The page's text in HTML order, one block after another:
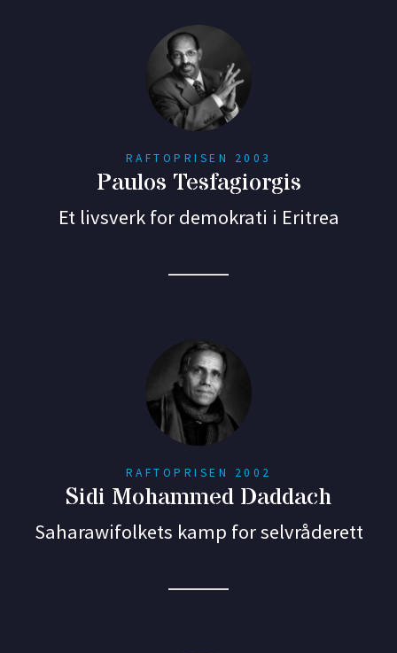
RAFTOPRISEN 2003
Paulos Tesfagiorgis
Et livsverk for demokrati i Eritrea
RAFTOPRISEN 2002
Sidi Mohammed Daddach
Saharawifolkets kamp for selvråderett